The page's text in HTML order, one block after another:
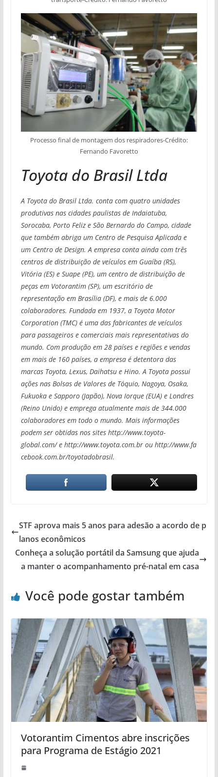
Processo final de montagem dos respiradores-Crédito:
Fernando Favoretto
Toyota do Brasil Ltda
A Toyota do Brasil Ltda. conta com quatro unidades
produtivas nas cidades paulistas de Indaiatuba,
Sorocaba, Porto Feliz e São Bernardo do Campo, cidade
que também abriga um Centro de Pesquisa Aplicada e
um Centro de Design. A empresa conta ainda com três
centros de distribuição de veículos em Guaíba (RS),
Vitória (ES) e Suape (PE), um centro de distribuição de
peças em Votorantim (SP), um escritório de
representação em Brasília (DF), e mais de 6.000
colaboradores. Fundada em 1937, a Toyota Motor
Corporation (TMC) é uma das fabricantes de veículos
para passageiros e comerciais mais representativas do
mundo. Com produção em 28 países e regiões e vendas
em mais de 160 países, a empresa é detentora das
marcas Toyota, Lexus, Daihatsu e Hino. A Toyota possui
ações nas Bolsas de Valores de Tóquio, Nagoya, Osaka,
Fukuoka e Sapporo (Japão), Nova Iorque (EUA) e Londres
(Reino Unido) e emprega atualmente mais de 344.000
colaboradores em todo o mundo. Mais informações
podem ser obtidas nos sites http://www.toyota-
global.com/ e http://www.toyota.com.br ou http://www.fa
cebook.com.br/toyotadobrasil.
STF aprova mais 5 anos para adesão a acordo de p
lanos econômicos
Conheça a solução portátil da Samsung que ajuda
a manter o acompanhamento pré-natal em casa
Você pode gostar também
Votorantim Cimentos abre inscrições
para Programa de Estágio 2021